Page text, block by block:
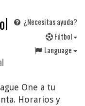
¿Necesitas ayuda?
Fútbol
Language
One a tu
Horarios y